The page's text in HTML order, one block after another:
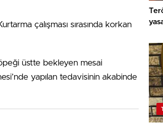
çalışması sırasında korkan
üstte bekleyen mesai
yapılan tedavisinin akabinde